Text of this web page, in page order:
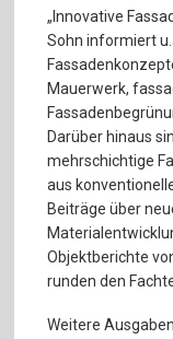
„Innovative
Sohn informiert
Mauerwerk,
Darüber hinaus
mehrschichtige
aus
Beiträge über
Objektberichte
runden den
Weitere